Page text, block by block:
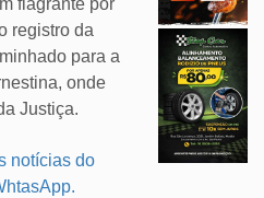
flagrante por
registro da
para a
onde
Justiça.
notícias do